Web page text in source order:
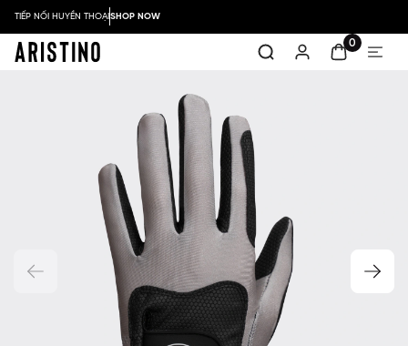
TIẾP NỐI HUYỀN THOẠISHOP NOW
0